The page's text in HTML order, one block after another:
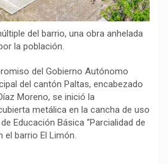
del barrio, una obra anhelada
la población.
del Gobierno Autónomo
del cantón Paltas, encabezado
Moreno, se inició la
metálica en la cancha de uso
Educación Básica “Parcialidad de
el barrio El Limón.